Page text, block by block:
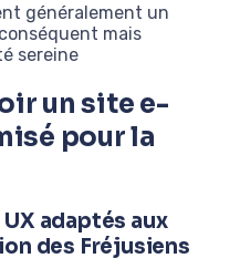
généralement un
mais
sereine
un site e-
pour la
adaptés aux
des Fréjusiens